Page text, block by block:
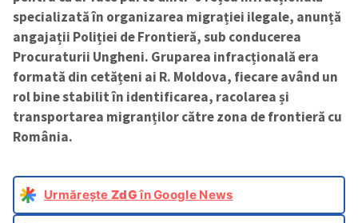
specializată în organizarea migrației ilegale, anunță
angajații Poliției de Frontieră, sub conducerea
Procuraturii Ungheni. Gruparea infracțională era
formată din cetățeni ai R. Moldova, fiecare având un
rol bine stabilit în identificarea, racolarea și
transportarea migranților către zona de frontieră cu
România.
Urmărește ZdGîn Google News